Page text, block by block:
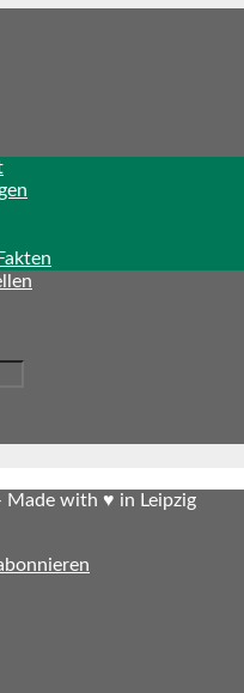
Made with ♥ in Leipzig